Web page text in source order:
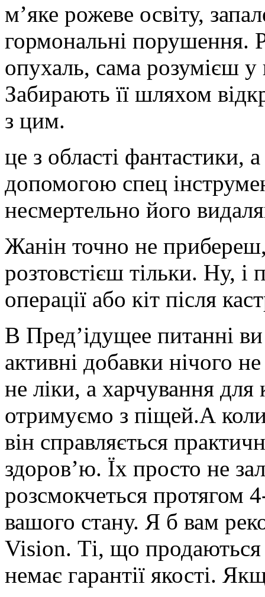
м’яке рожеве освіту,
гормональні порушення.
опухаль, сама розумієш
Забирають її шляхом
з цим.
це з області фантастики,
допомогою спец
несмертельно його
Жанін точно не прибереш,
розтовстієш тільки. Ну, і
операції або кіт після
В Пред’ідущее питанні
активні добавки нічого
не ліки, а харчування
отримуємо з піщей.А
він справляється
здоров’ю. Їх просто не
розсмокчеться протягом
вашого стану. Я б вам
Vision. Ті, що продаються
немає гарантії якості.